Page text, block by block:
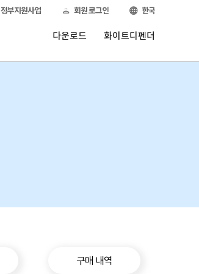
정부지원사업 회원 로그인 한국
다운로드 화이트디펜더
구매 내역